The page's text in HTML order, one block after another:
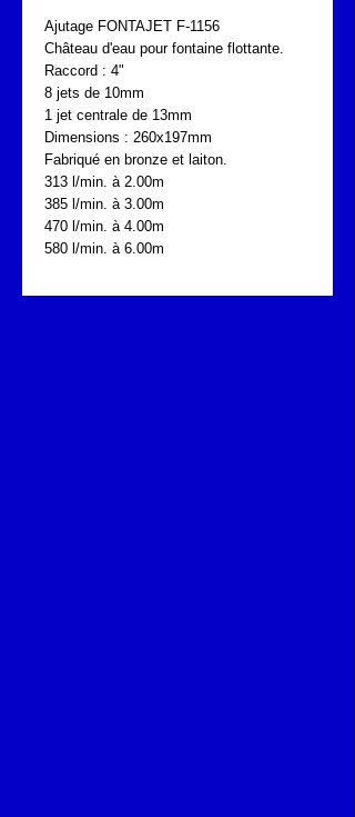
Ajutage FONTAJET F-1156
Château d'eau pour fontaine flottante.
Raccord : 4"
8 jets de 10mm
1 jet centrale de 13mm
Dimensions : 260x197mm
Fabriqué en bronze et laiton.
313 l/min. à 2.00m
385 l/min. à 3.00m
470 l/min. à 4.00m
580 l/min. à 6.00m